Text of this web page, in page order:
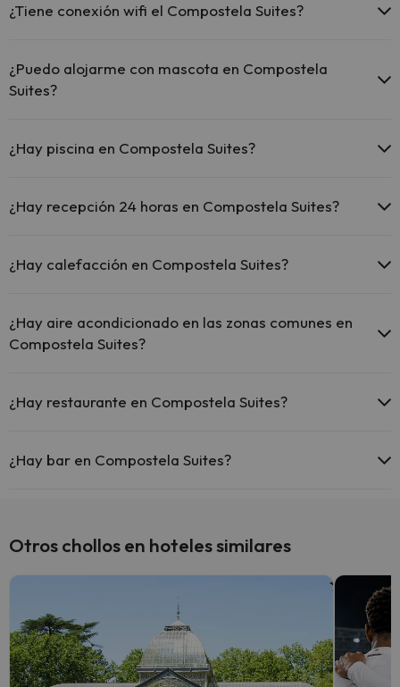
¿Tiene conexión wifi el Compostela Suites?
El Compostela Suites ofrece Wi-Fi gratuito en zonas
comunes.
¿Puedo alojarme con mascota en Compostela
Suites?
¿Hay piscina en Compostela Suites?
pago) Aquí tienes más info sobre la piscina y otras instalaciones.
¿Hay recepción 24 horas en Compostela Suites?
¿Hay calefacción en Compostela Suites?
¿Hay aire acondicionado en las zonas comunes en
Compostela Suites?
comunes.
¿Hay restaurante en Compostela Suites?
¿Hay bar en Compostela Suites?
Otros chollos en hoteles similares